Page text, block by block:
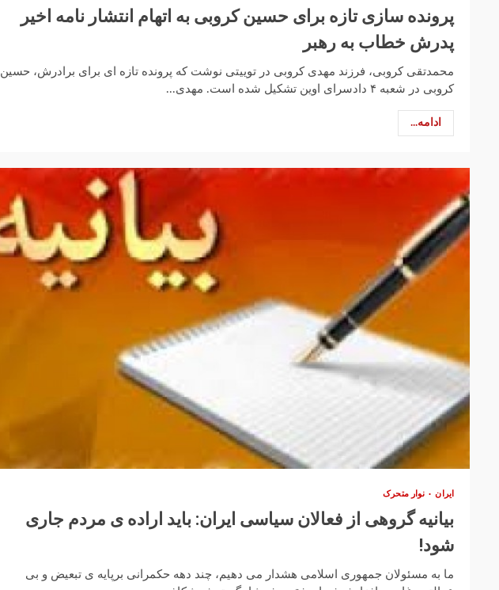
پرونده سازی تازه برای حسین کروبی به اتهام انتشار نامه اخیر
پدرش خطاب به رهبر
محمدتقی کروبی، فرزند مهدی کروبی در توییتی نوشت که پرونده تازه ای برای برادرش، حسین
کروبی در شعبه ۴ دادسرای اوین تشکیل شده است. مهدی...
ادامه...
ایران نوار متحرک
بیانیه گروهی از فعالان سیاسی ایران: باید اراده ی مردم جاری
شود!
ما به مسئولان جمهوری اسلامی هشدار می دهیم، چند دهه حکمرانی برپایه ی تبعیض و بی